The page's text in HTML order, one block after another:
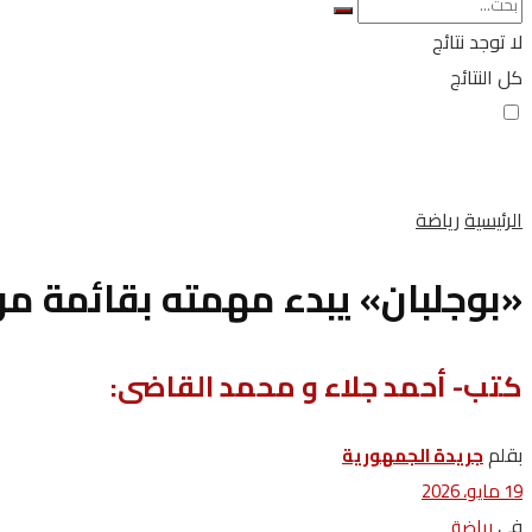
لا توجد نتائج
كل النتائج
الرئيسيةرياضة
«بوجلبان» يبدء مهمته بقائمة
كتب- أحمد جلاء و محمد القاضى:
بقلمجريدة الجمهورية
19 مايو، 2026